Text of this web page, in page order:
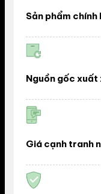
Sản phẩm chính
Nguồn gốc xuất
Giá cạnh tranh